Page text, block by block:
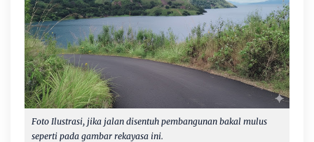
Foto Ilustrasi, jika jalan disentuh pembangunan bakal mulus
seperti pada gambar rekayasa ini.